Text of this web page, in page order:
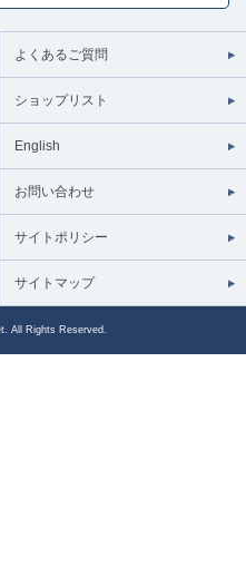
よくあるご質問
ショップリスト
English
お問い合わせ
サイトポリシー
サイトマップ
All Rights Reserved.